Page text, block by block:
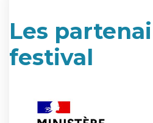
Les
festival